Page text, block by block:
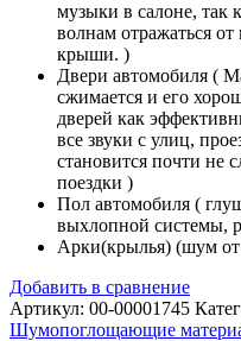
музыки в салоне, так
волнам отражаться
крыши. )
Двери автомобиля (
сжимается и его
дверей как
все звуки с улиц,
становится почти не
поездки )
Пол автомобиля (
выхлопной системы,
Арки(крылья) (шум от
Добавить в сравнение
Артикул: 00-00001745
Шумопоглощающие